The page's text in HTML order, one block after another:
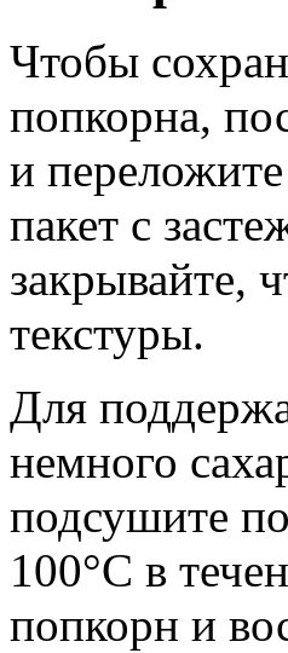
Чтобы
попкорна,
и
пакет с
закрывайте,
текстуры.
Для
немного
подсушите
100°C в
попкорн и